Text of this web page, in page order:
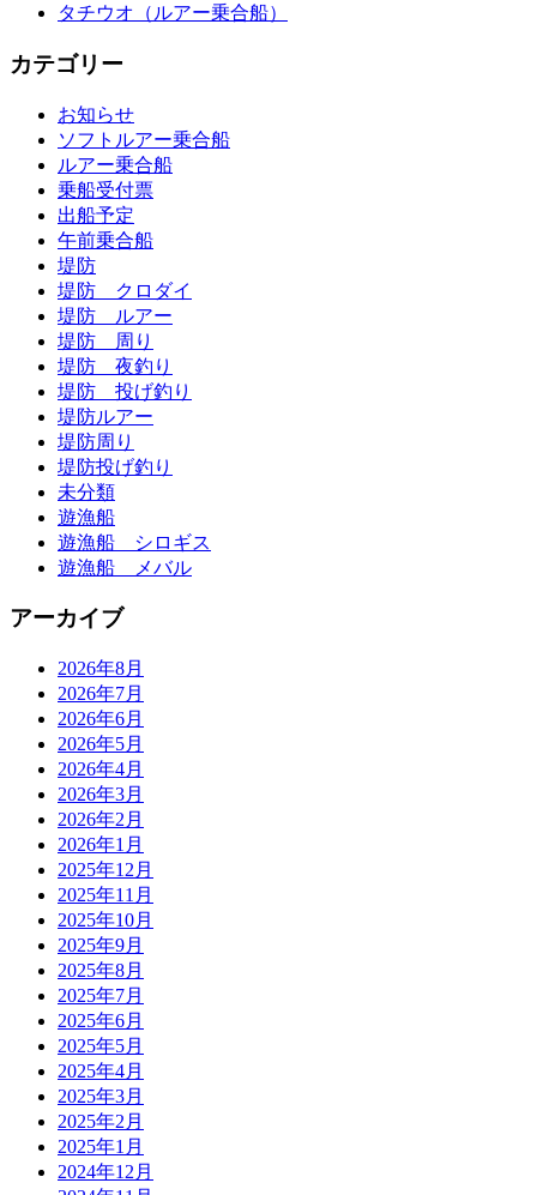
タチウオ（ルアー乗合船）
カテゴリー
お知らせ
ソフトルアー乗合船
ルアー乗合船
乗船受付票
出船予定
午前乗合船
堤防
堤防 クロダイ
堤防 ルアー
堤防 周り
堤防 夜釣り
堤防 投げ釣り
堤防ルアー
堤防周り
堤防投げ釣り
未分類
遊漁船
遊漁船 シロギス
遊漁船 メバル
アーカイブ
2026年8月
2026年7月
2026年6月
2026年5月
2026年4月
2026年3月
2026年2月
2026年1月
2025年12月
2025年11月
2025年10月
2025年9月
2025年8月
2025年7月
2025年6月
2025年5月
2025年4月
2025年3月
2025年2月
2025年1月
2024年12月